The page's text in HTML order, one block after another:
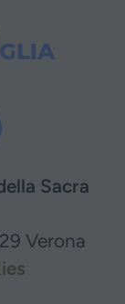
Sacra
Verona